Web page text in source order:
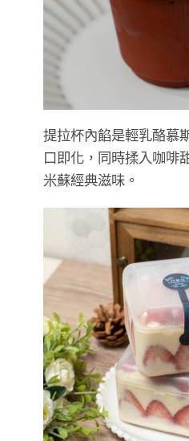
提拉杯內餡是輕乳酪慕
口即化，同時揉入咖啡
米蘇經典滋味。